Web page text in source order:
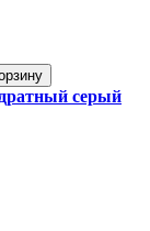
серый